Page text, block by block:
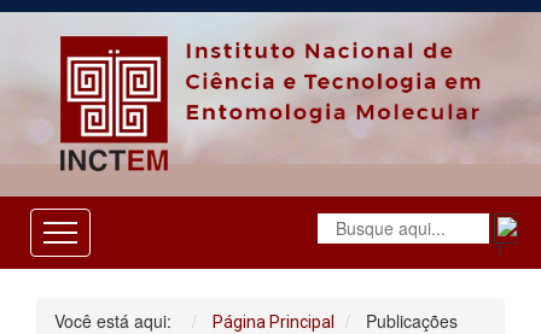
O
Você está aqui: Página Principal Publicações